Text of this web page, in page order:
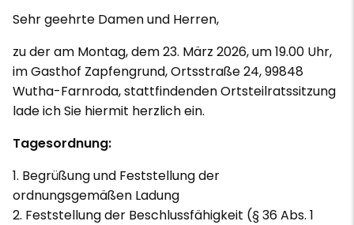
Sehr geehrte Damen und Herren,
zu der am Montag, dem 23. März 2026, um 19.00 Uhr,
im Gasthof Zapfengrund, Ortsstraße 24, 99848
Wutha-Farnroda, stattfindenden Ortsteilratssitzung
lade ich Sie hiermit herzlich ein.
Tagesordnung:
1. Begrüßung und Feststellung der
ordnungsgemäßen Ladung
2. Feststellung der Beschlussfähigkeit (§ 36 Abs. 1